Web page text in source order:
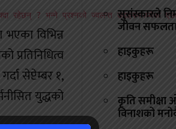
? भन्ने प्रश्नको ज्वलन्त उदाहरणमध्येको
विभिन्न
प्रतिनिधित्व
सेप्टेम्बर १,
युद्धको
सुसंस्कारले
जीवन
हाइकुहरू
हाइकुहरू
कृति समीक्षा
विनाशको